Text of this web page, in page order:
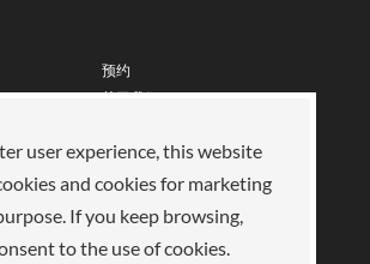
预约
关于我们
加入我们
商店
user experience, this website
and cookies for marketing
If you keep browsing,
to the use of cookies.